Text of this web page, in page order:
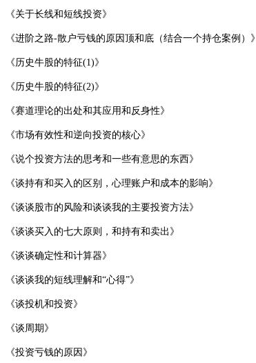
《关于长线和短线投资》
《进阶之路-散户亏钱的原因顶和底（结合一个持仓案例）》
《历史牛股的特征(1)》
《历史牛股的特征(2)》
《赛道理论的出处和其应用和反身性》
《市场有效性和逆向投资的核心》
《说个投资方法的思考和一些有意思的东西》
《谈持有和买入的区别，心理账户和成本的影响》
《谈谈股市的风险和谈谈我的主要投资方法》
《谈谈买入的七大原则，和持有和卖出》
《谈谈确定性和计算器》
《谈谈我的短线理解和“心得”》
《谈投机和投资》
《谈周期》
《投资亏钱的原因》